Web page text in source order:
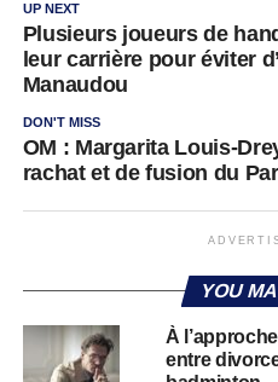
UP NEXT
Plusieurs joueurs de
leur carrière pour éviter
Manaudou
DON'T MISS
OM : Margarita Louis-
rachat et de fusion du
YOU
À
entre